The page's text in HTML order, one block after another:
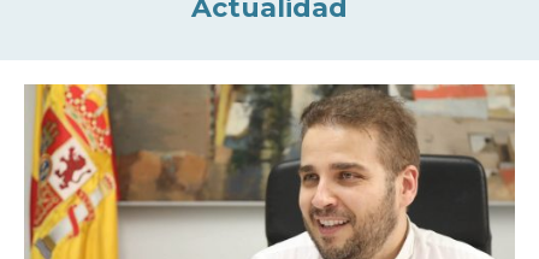
Actualidad